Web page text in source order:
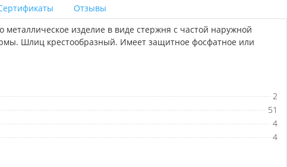
Отзывы
металлическое изделие в виде стержня с частой наружной
Шлиц крестообразный. Имеет защитное фосфатное или
2
51
4
4